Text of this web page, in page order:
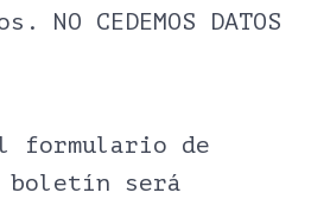
CEDEMOS DATOS
formulario de
boletín será